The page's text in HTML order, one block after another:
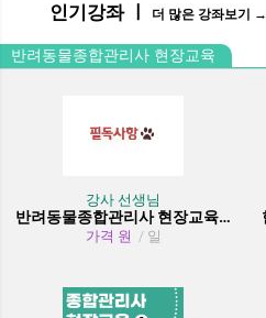
인기강좌 ㅣ 더 많은 강좌보기 →
반려동물종합관리사 현장교육
강사 선생님
반려동물종합관리사 현장교육 수강시 필독사항
가격 원 / 일